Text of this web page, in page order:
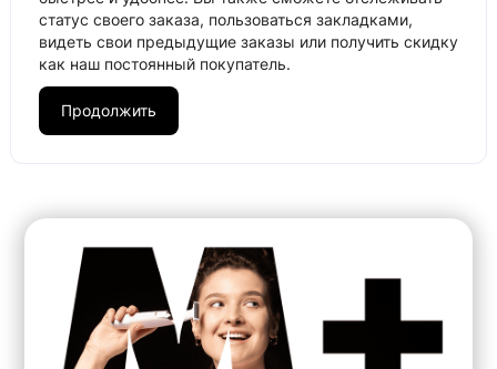
статус своего заказа, пользоваться закладками,
видеть свои предыдущие заказы или получить скидку
как наш постоянный покупатель.
Продолжить